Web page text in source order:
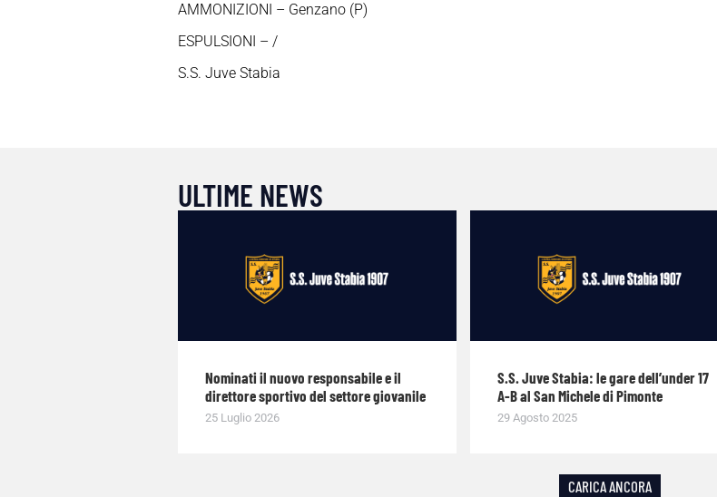
AMMONIZIONI – Genzano (P)
ESPULSIONI – /
S.S. Juve Stabia
ULTIME NEWS
Nominati il nuovo responsabile e il
direttore sportivo del settore giovanile
25 Luglio 2026
S.S. Juve Stabia: le gare dell’under 17
A-B al San Michele di Pimonte
29 Agosto 2025
CARICA ANCORA